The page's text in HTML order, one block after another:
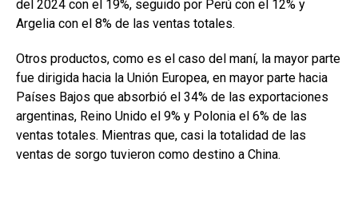
del 2024 con el 19%, seguido por Perú con el 12% y
Argelia con el 8% de las ventas totales.
Otros productos, como es el caso del maní, la mayor parte
fue dirigida hacia la Unión Europea, en mayor parte hacia
Países Bajos que absorbió el 34% de las exportaciones
argentinas, Reino Unido el 9% y Polonia el 6% de las
ventas totales. Mientras que, casi la totalidad de las
ventas de sorgo tuvieron como destino a China.